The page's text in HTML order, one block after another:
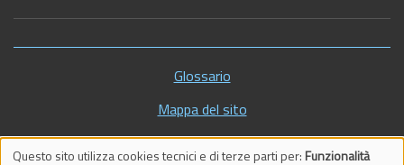
pagina
Glossario
Mappa del sito
Vecchio sito
Questo sito utilizza cookies tecnici e di terze parti per:Funzionalità